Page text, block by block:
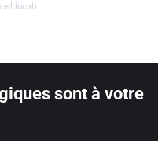
local)
sont à votre